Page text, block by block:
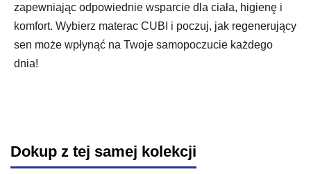
zapewniając odpowiednie wsparcie dla ciała, higienę i
komfort. Wybierz materac CUBI i poczuj, jak regenerujący
sen może wpłynąć na Twoje samopoczucie każdego
dnia!
Dokup z tej samej kolekcji